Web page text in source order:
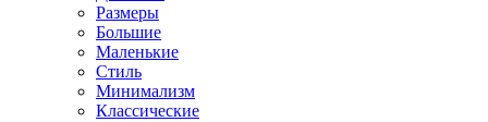
Размеры
Большие
Маленькие
Стиль
Минимализм
Классические